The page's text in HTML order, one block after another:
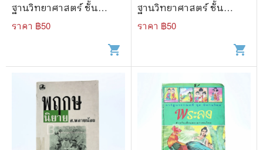
ฐานวิทยาศาสตร์ ชั้น
มัธยมศึกษาปีที่ 6
ราคา ฿50
shopping_cart
ฐานวิทยาศาสตร์ ชั้น
มัธยมศึกษาปีที่ 6
ราคา ฿50
shopping_cart